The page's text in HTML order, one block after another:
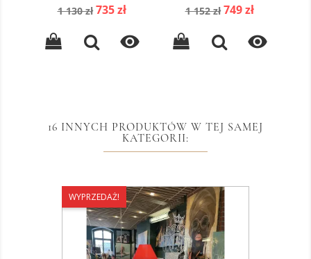
Cena
1 130 zł Cena
735 zł

Cena
1 152 zł Cena
749 zł

16 INNYCH PRODUKTÓW W TEJ SAMEJ
KATEGORII:
WYPRZEDAŻ!